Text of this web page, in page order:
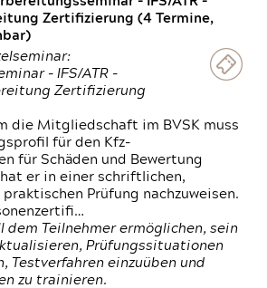
Zertifizierung (4 Termine,
- IFS/ATR -
Zertifizierung
die Mitgliedschaft im BVSK muss
für den Kfz-
für Schäden und Bewertung
er in einer schriftlichen,
Prüfung nachzuweisen.
dem Teilnehmer ermöglichen, sein
Prüfungssituationen
Testverfahren einzuüben und
zu trainieren.